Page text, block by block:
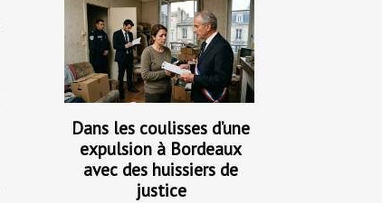
Dans les coulisses d’une
expulsion à Bordeaux
avec des huissiers de
justice